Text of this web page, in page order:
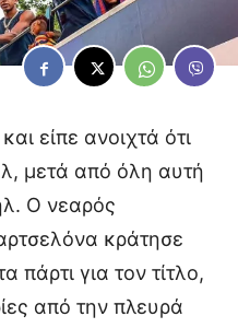
είπε ανοιχτά ότι
μετά από όλη αυτή
Ο νεαρός
κράτησε
πάρτι για τον τίτλο,
από την πλευρά